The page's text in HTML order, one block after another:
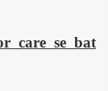
care se bat